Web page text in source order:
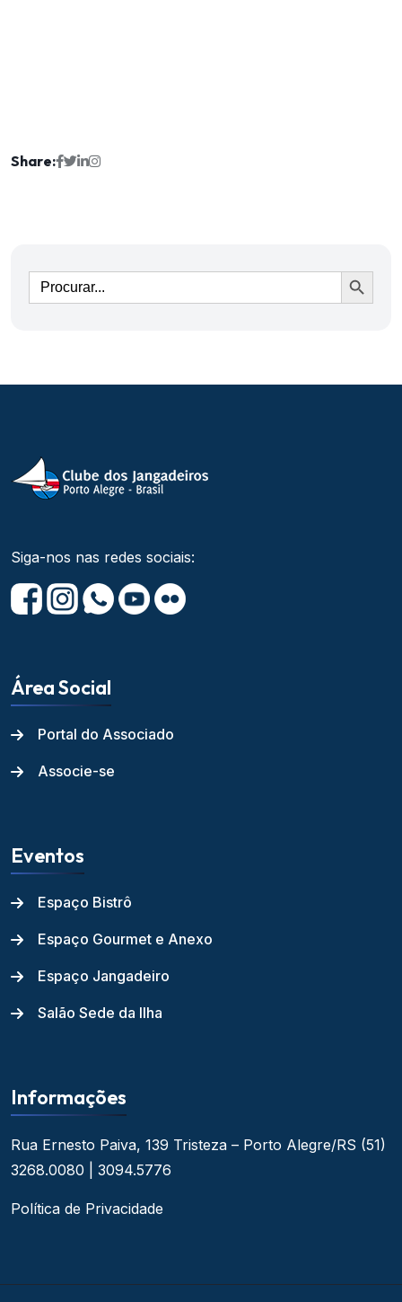
Share:
Ir
Siga-nos nas redes sociais:
Área Social
Portal do Associado
Associe-se
Eventos
Espaço Bistrô
Espaço Gourmet e Anexo
Espaço Jangadeiro
Salão Sede da Ilha
Informações
Rua Ernesto Paiva, 139 Tristeza – Porto Alegre/RS (51)
3268.0080 | 3094.5776
Política de Privacidade